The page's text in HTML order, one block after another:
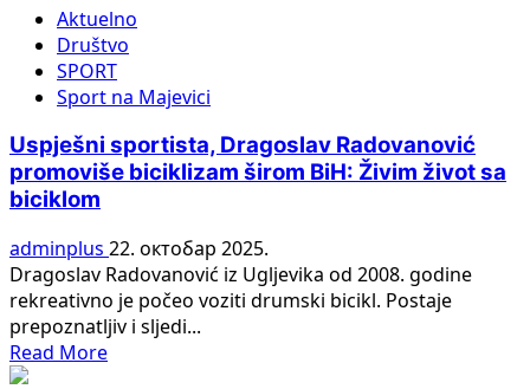
Predsjednik
MZ
preorao
seosko
igralište
u
Ugljeviku
Aktuelno
Društvo
SPORT
Sport na Majevici
Uspješni sportista, Dragoslav Radovanović
promoviše biciklizam širom BiH: Živim život sa
biciklom
adminplus 22. октобар 2025.
Dragoslav Radovanović iz Ugljevika od 2008. godine
rekreativno je počeo voziti drumski bicikl. Postaje
prepoznatljiv i sljedi...
Read MoreRead